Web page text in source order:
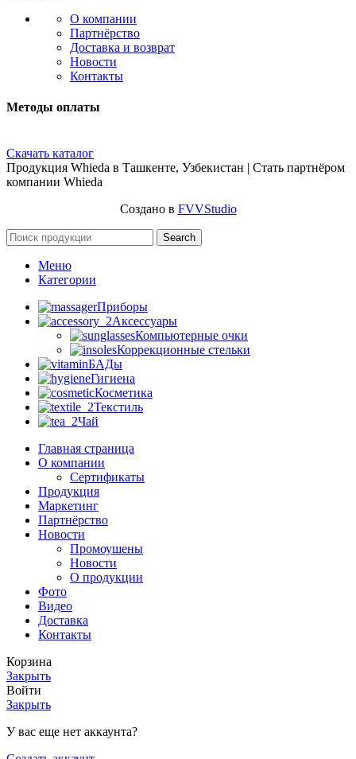
О компании
Партнёрство
Доставка и возврат
Новости
Контакты
Методы оплаты
Скачать каталог
Продукция Whieda в Ташкенте, Узбекистан | Стать партнёром
компании Whieda
Создано в FVVStudio
Search
Меню
Категории
Приборы
Аксессуары
Компьютерные очки
Коррекционные стельки
БАДы
Гигиена
Косметика
Текстиль
Чай
Главная страница
О компании
Сертификаты
Продукция
Маркетинг
Партнёрство
Новости
Промоушены
Новости
О продукции
Фото
Видео
Доставка
Контакты
Корзина
Закрыть
Войти
Закрыть
У вас еще нет аккаунта?